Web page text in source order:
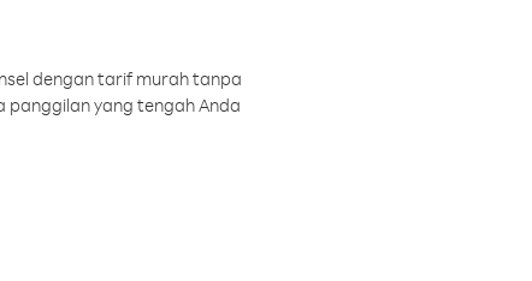
dengan tarif murah tanpa
yang tengah Anda